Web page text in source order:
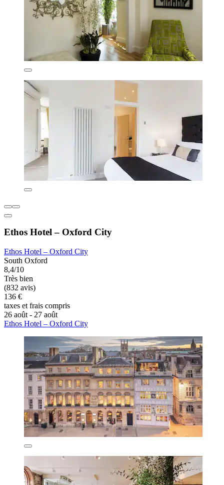
Ethos Hotel – Oxford City
Ethos Hotel – Oxford City
South Oxford
8,4/10
Très bien
(832 avis)
136 €
taxes et frais compris
26 août - 27 août
Ethos Hotel – Oxford City